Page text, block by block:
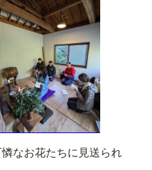
なお花たちに見送られ